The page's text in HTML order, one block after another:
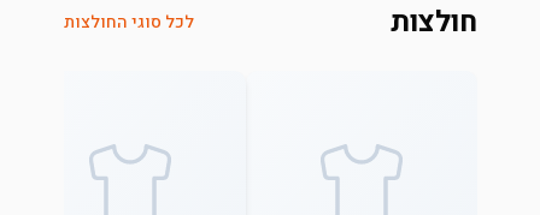
חולצות לכל סוגי החולצות